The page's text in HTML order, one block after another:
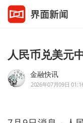
人民币兑美元
金融快讯
2026年07月09日